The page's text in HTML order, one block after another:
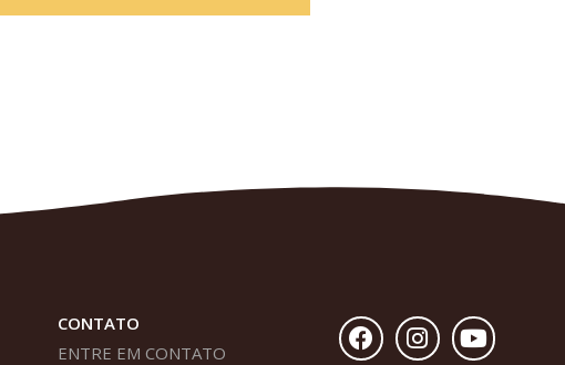
CONTATO
ENTRE EM CONTATO